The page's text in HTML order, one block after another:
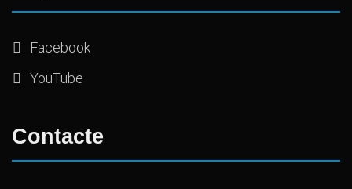
Facebook
YouTube
Contacte